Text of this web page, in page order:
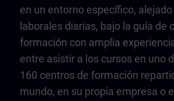
en un entorno específico,
laborales diarias, bajo la guía de
formación con amplia
entre asistir a los cursos en uno
160 centros de formación
mundo, en su propia empresa o